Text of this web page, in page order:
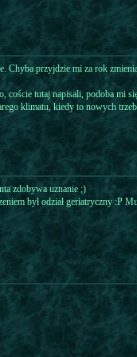
Chyba przyjdzie mi za rok
coście tutaj napisali, podoba mi
klimatu, kiedy to nowych
zdobywa uznanie ;)
był odział geriatryczny :P